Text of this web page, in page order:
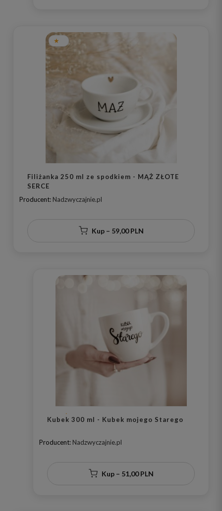
Filiżanka 250 ml ze spodkiem - MĄŻ ZŁOTE
SERCE
Producent: Nadzwyczajnie.pl
Kup – 59,00 PLN
Kubek 300 ml - Kubek mojego Starego
Producent: Nadzwyczajnie.pl
Kup – 51,00 PLN